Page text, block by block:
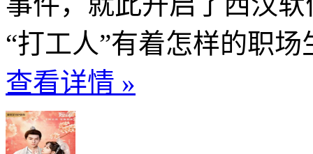
“打工人”有着怎样的职
查看详情 »